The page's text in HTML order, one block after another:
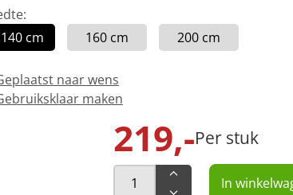
cm
160 cm 200 cm
naar wens
maken
219,-Per stuk
In